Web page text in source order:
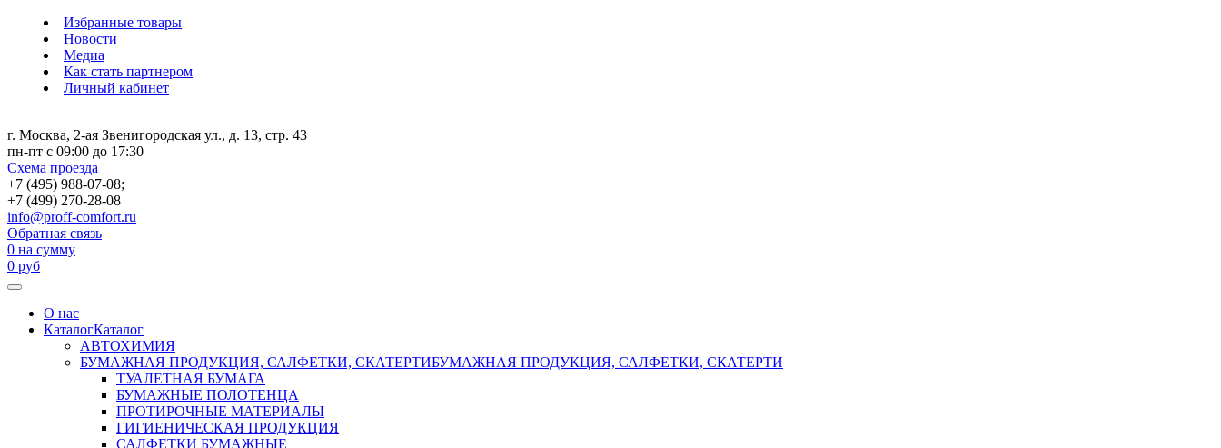
Избранные товары
Новости
Медиа
Как стать партнером
Личный кабинет
г. Москва, 2-ая Звенигородская ул., д. 13, стр. 43
пн-пт с 09:00 до 17:30
Схема проезда
+7 (495) 988-07-08;
+7 (499) 270-28-08
info@proff-comfort.ru
Обратная связь
0 на сумму
0 руб
О нас
КаталогКаталог
АВТОХИМИЯ
БУМАЖНАЯ ПРОДУКЦИЯ, САЛФЕТКИ, СКАТЕРТИБУМАЖНАЯ ПРОДУКЦИЯ, САЛФЕТКИ, СКАТЕРТИ
ТУАЛЕТНАЯ БУМАГА
БУМАЖНЫЕ ПОЛОТЕНЦА
ПРОТИРОЧНЫЕ МАТЕРИАЛЫ
ГИГИЕНИЧЕСКАЯ ПРОДУКЦИЯ
САЛФЕТКИ БУМАЖНЫЕ